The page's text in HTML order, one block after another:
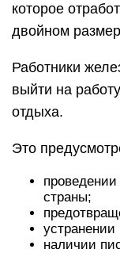
которое
двойном
Работники
выйти на
отдыха.
Это
страны;
устранении
наличии